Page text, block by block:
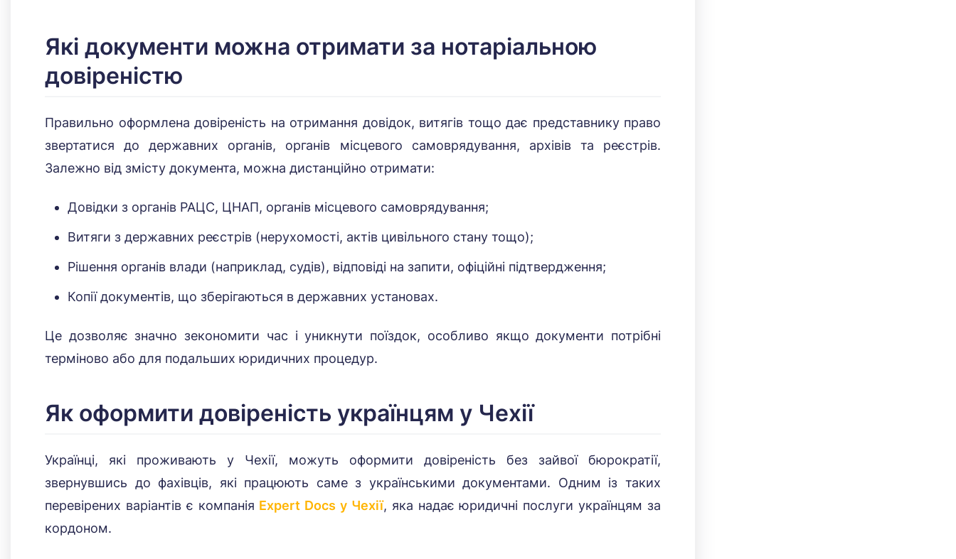
Які документи можна отримати за нотаріальною
довіреністю
Правильно оформлена довіреність на отримання довідок, витягів тощо дає представнику право
звертатися до державних органів, органів місцевого самоврядування, архівів та реєстрів.
Залежно від змісту документа, можна дистанційно отримати:
Довідки з органів РАЦС, ЦНАП, органів місцевого самоврядування;
Витяги з державних реєстрів (нерухомості, актів цивільного стану тощо);
Рішення органів влади (наприклад, судів), відповіді на запити, офіційні підтвердження;
Копії документів, що зберігаються в державних установах.
Це дозволяє значно зекономити час і уникнути поїздок, особливо якщо документи потрібні
терміново або для подальших юридичних процедур.
Як оформити довіреність українцям у Чехії
Українці, які проживають у Чехії, можуть оформити довіреність без зайвої бюрократії,
звернувшись до фахівців, які працюють саме з українськими документами. Одним із таких
перевірених варіантів є компанія Expert Docs у Чехії, яка надає юридичні послуги українцям за
кордоном.